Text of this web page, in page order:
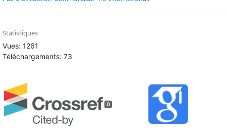
Statistiques
Vues: 1261
Téléchargements: 73
0